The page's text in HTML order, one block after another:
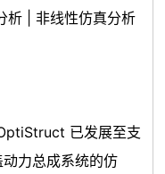
析| 非线性仿真分析
已发展至支
力总成系统的仿